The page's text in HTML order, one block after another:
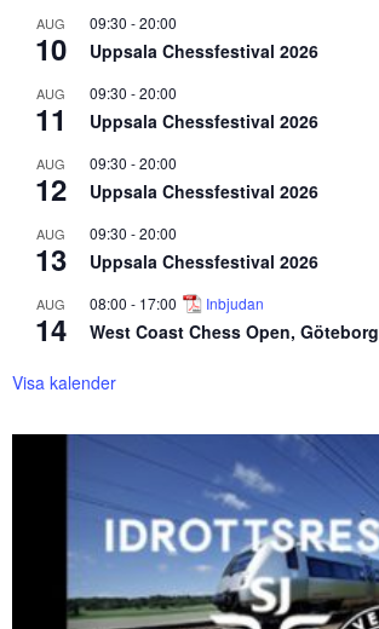
AUG
10
09:30 -20:00
Uppsala Chessfestival 2026
AUG
11
09:30 -20:00
Uppsala Chessfestival 2026
AUG
12
09:30 -20:00
Uppsala Chessfestival 2026
AUG
13
09:30 -20:00
Uppsala Chessfestival 2026
AUG
14
08:00 - 17:00 Inbjudan
West Coast Chess Open, Göteborg
Visa kalender